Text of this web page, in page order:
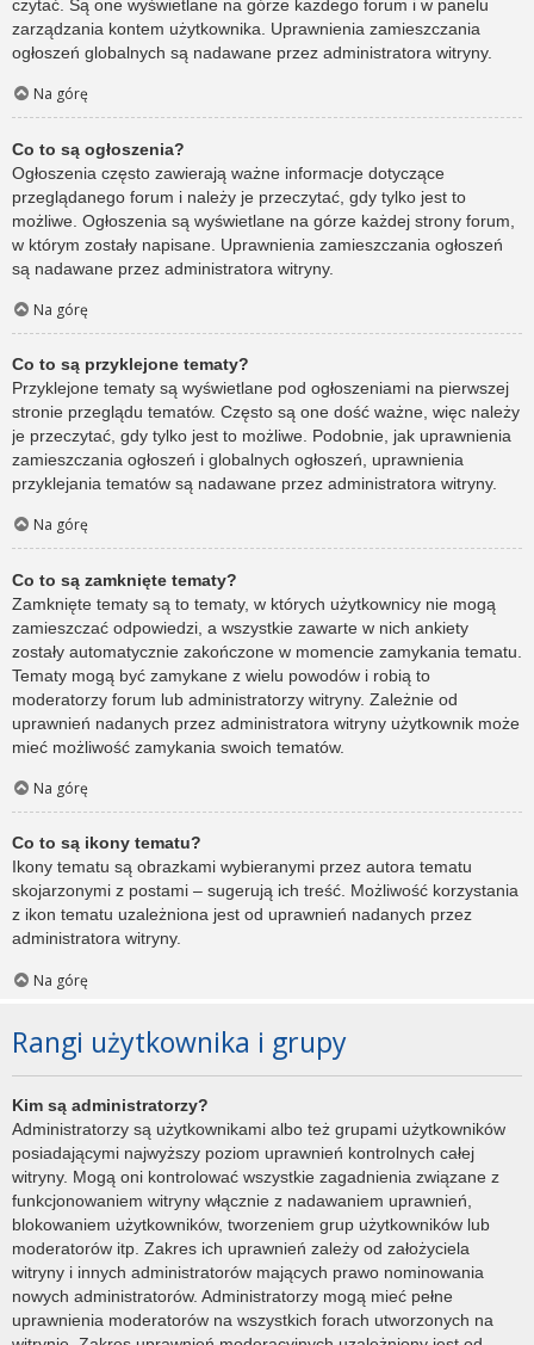
czytać. Są one wyświetlane na górze każdego forum i w panelu
zarządzania kontem użytkownika. Uprawnienia zamieszczania
ogłoszeń globalnych są nadawane przez administratora witryny.
Na górę
Co to są ogłoszenia?
Ogłoszenia często zawierają ważne informacje dotyczące
przeglądanego forum i należy je przeczytać, gdy tylko jest to
możliwe. Ogłoszenia są wyświetlane na górze każdej strony forum,
w którym zostały napisane. Uprawnienia zamieszczania ogłoszeń
są nadawane przez administratora witryny.
Na górę
Co to są przyklejone tematy?
Przyklejone tematy są wyświetlane pod ogłoszeniami na pierwszej
stronie przeglądu tematów. Często są one dość ważne, więc należy
je przeczytać, gdy tylko jest to możliwe. Podobnie, jak uprawnienia
zamieszczania ogłoszeń i globalnych ogłoszeń, uprawnienia
przyklejania tematów są nadawane przez administratora witryny.
Na górę
Co to są zamknięte tematy?
Zamknięte tematy są to tematy, w których użytkownicy nie mogą
zamieszczać odpowiedzi, a wszystkie zawarte w nich ankiety
zostały automatycznie zakończone w momencie zamykania tematu.
Tematy mogą być zamykane z wielu powodów i robią to
moderatorzy forum lub administratorzy witryny. Zależnie od
uprawnień nadanych przez administratora witryny użytkownik może
mieć możliwość zamykania swoich tematów.
Na górę
Co to są ikony tematu?
Ikony tematu są obrazkami wybieranymi przez autora tematu
skojarzonymi z postami – sugerują ich treść. Możliwość korzystania
z ikon tematu uzależniona jest od uprawnień nadanych przez
administratora witryny.
Na górę
Rangi użytkownika i grupy
Kim są administratorzy?
Administratorzy są użytkownikami albo też grupami użytkowników
posiadającymi najwyższy poziom uprawnień kontrolnych całej
witryny. Mogą oni kontrolować wszystkie zagadnienia związane z
funkcjonowaniem witryny włącznie z nadawaniem uprawnień,
blokowaniem użytkowników, tworzeniem grup użytkowników lub
moderatorów itp. Zakres ich uprawnień zależy od założyciela
witryny i innych administratorów mających prawo nominowania
nowych administratorów. Administratorzy mogą mieć pełne
uprawnienia moderatorów na wszystkich forach utworzonych na